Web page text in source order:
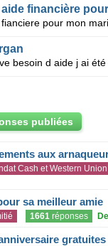
publiées
aux
Cash et Western Union
sa meilleur amie
1661 réponses